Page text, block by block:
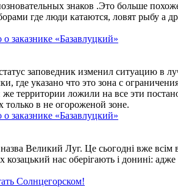
знаков .Это больше
где люди катаются, ловят рыбу а
заказнике «Базавлуцкий»
заповедник изменил ситуацию в
где указано что это зона с
территории ложили на все эти
в не огороженой зоне.
заказнике «Базавлуцкий»
Великий Луг. Це сьогодні вже
нас оберігають і донині:
Солнцегорском!